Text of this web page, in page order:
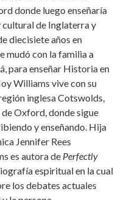
donde luego enseñaría
de Inglaterra y
diecisiete años en
mudó con la familia a
para enseñar Historia en
Williams vive con su
inglesa Cotswolds,
Oxford, donde sigue
y enseñando. Hija
Jennifer Rees
es autora de Perfectly
espiritual en la cual
los debates actuales